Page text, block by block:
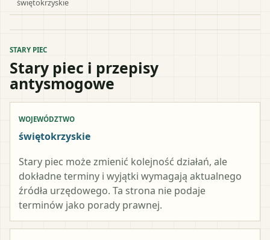
STARY PIEC
Stary piec i przepisy
antysmogowe
WOJEWÓDZTWO
świętokrzyskie
Stary piec może zmienić kolejność działań, ale
dokładne terminy i wyjątki wymagają aktualnego
źródła urzędowego. Ta strona nie podaje
terminów jako porady prawnej.